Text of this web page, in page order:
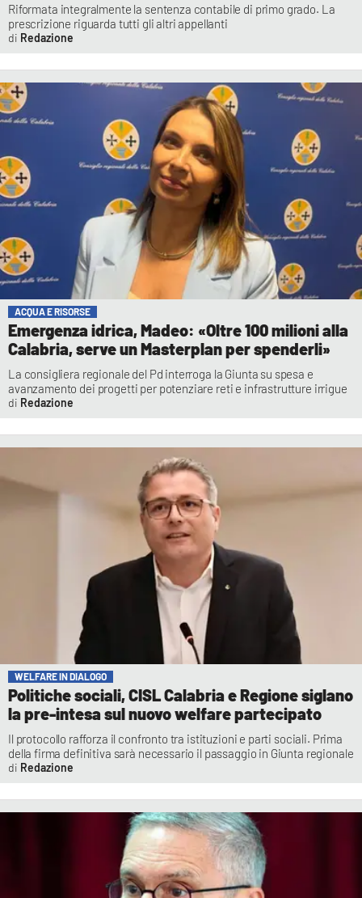
Riformata integralmente la sentenza contabile di primo grado. La
prescrizione riguarda tutti gli altri appellanti
Redazione
ACQUA E RISORSE
Emergenza idrica, Madeo: «Oltre 100 milioni alla
Calabria, serve un Masterplan per spenderli»
La consigliera regionale del Pd interroga la Giunta su spesa e
avanzamento dei progetti per potenziare reti e infrastrutture irrigue
Redazione
WELFARE IN DIALOGO
Politiche sociali, CISL Calabria e Regione siglano
la pre-intesa sul nuovo welfare partecipato
Il protocollo rafforza il confronto tra istituzioni e parti sociali. Prima
della firma definitiva sarà necessario il passaggio in Giunta regionale
Redazione